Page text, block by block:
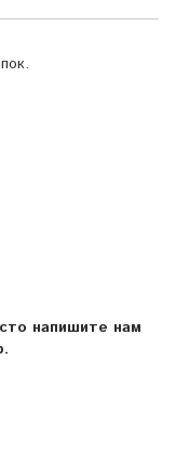
напишите нам